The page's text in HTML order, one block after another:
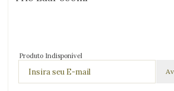
Produto Indisponível